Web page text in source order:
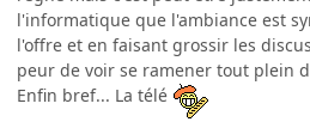
l'informatique que l'ambiance est
l'offre et en faisant grossir les
peur de voir se ramener tout plein
Enfin bref... La télé